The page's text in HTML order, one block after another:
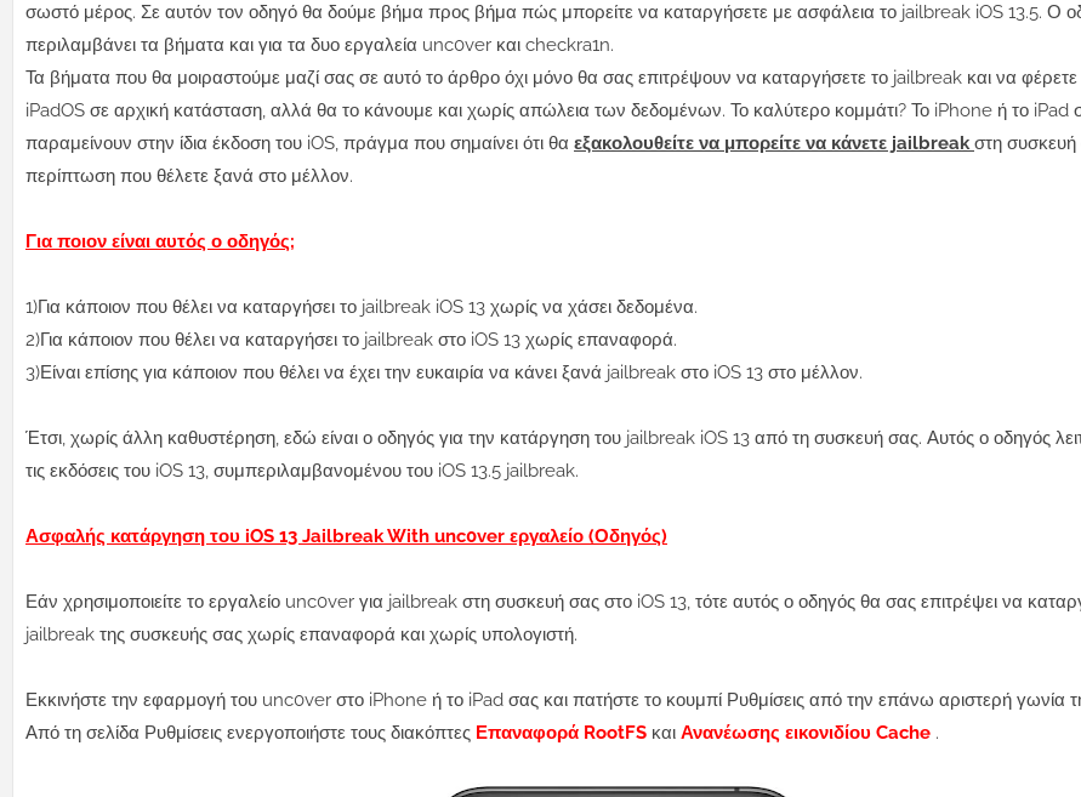
σωστό μέρος. Σε αυτόν τον οδηγό θα δούμε βήμα προς βήμα πώς μπορείτε να καταργήσετε με ασφάλεια το jailbreak iOS 13.5. Ο
περιλαμβάνει τα βήματα και για τα δυο εργαλεία unc0ver και checkra1n.
Τα βήματα που θα μοιραστούμε μαζί σας σε αυτό το άρθρο όχι μόνο θα σας επιτρέψουν να καταργήσετε το jailbreak και να φέρετε
iPadOS σε αρχική κατάσταση, αλλά θα το κάνουμε και χωρίς απώλεια των δεδομένων. Το καλύτερο κομμάτι? Το iPhone ή το iPad
παραμείνουν στην ίδια έκδοση του iOS, πράγμα που σημαίνει ότι θα εξακολουθείτε να μπορείτε να κάνετε jailbreakστη
περίπτωση που θέλετε ξανά στο μέλλον.
Για ποιον είναι αυτός ο οδηγός;
1)Για κάποιον που θέλει να καταργήσει το jailbreak iOS 13 χωρίς να χάσει δεδομένα.
2)Για κάποιον που θέλει να καταργήσει το jailbreak στο iOS 13 χωρίς επαναφορά.
3)Είναι επίσης για κάποιον που θέλει να έχει την ευκαιρία να κάνει ξανά jailbreak στο iOS 13 στο μέλλον.
Έτσι, χωρίς άλλη καθυστέρηση, εδώ είναι ο οδηγός για την κατάργηση του jailbreak iOS 13 από τη συσκευή σας. Αυτός ο οδηγός
τις εκδόσεις του iOS 13, συμπεριλαμβανομένου του iOS 13.5 jailbreak.
Ασφαλής κατάργηση του iOS 13 Jailbreak With unc0ver εργαλείο (Οδηγός)
Εάν χρησιμοποιείτε το εργαλείο unc0ver για jailbreak στη συσκευή σας στο iOS 13, τότε αυτός ο οδηγός θα σας επιτρέψει να
jailbreak της συσκευής σας χωρίς επαναφορά και χωρίς υπολογιστή.
Εκκινήστε την εφαρμογή του unc0ver στο iPhone ή το iPad σας και πατήστε το κουμπί Ρυθμίσεις από την επάνω αριστερή γωνία
Από τη σελίδα Ρυθμίσεις ενεργοποιήστε τους διακόπτες Επαναφορά RootFS και Ανανέωσης εικονιδίου Cache .